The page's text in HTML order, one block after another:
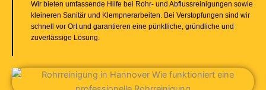
Wir bieten umfassende Hilfe bei Rohr- und Abflussreinigungen sowie
kleineren Sanitär und Klempnerarbeiten. Bei Verstopfungen sind wir
schnell vor Ort und garantieren eine pünktliche, gründliche und
zuverlässige Lösung.